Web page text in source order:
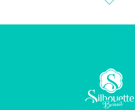
Carla Eschberger